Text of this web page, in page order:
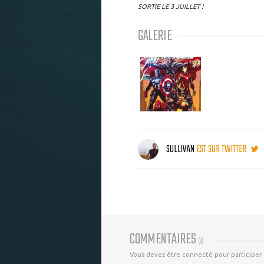
SORTIE LE 3 JUILLET !
GALERIE
SULLIVANEST SUR TWITTER
COMMENTAIRES (9)
Vous devez être connecté pour participer